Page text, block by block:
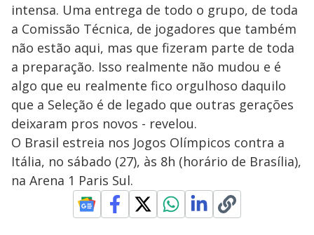
intensa. Uma entrega de todo o grupo, de toda
a Comissão Técnica, de jogadores que também
não estão aqui, mas que fizeram parte de toda
a preparação. Isso realmente não mudou e é
algo que eu realmente fico orgulhoso daquilo
que a Seleção é de legado que outras gerações
deixaram pros novos - revelou.
O Brasil estreia nos Jogos Olímpicos contra a
Itália, no sábado (27), às 8h (horário de Brasília),
na Arena 1 Paris Sul.